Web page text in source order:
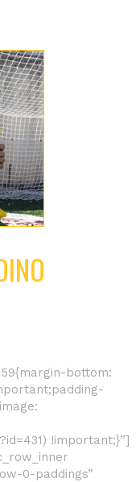
bottom:
!important;}”]
0-paddings”